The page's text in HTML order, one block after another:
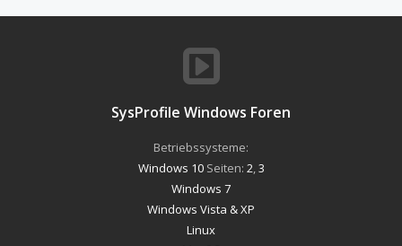
SysProfile Windows Foren
Betriebssysteme:
Windows 10Seiten: 2 3
Windows 7
Windows Vista & XP
Linux